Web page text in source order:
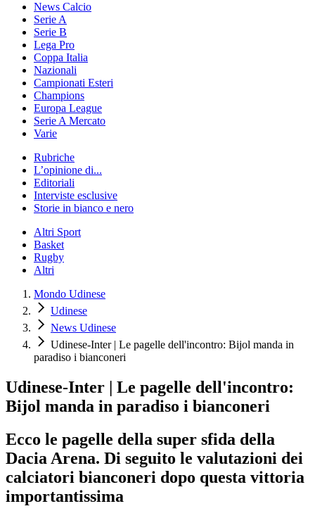
News Calcio
Serie A
Serie B
Lega Pro
Coppa Italia
Nazionali
Campionati Esteri
Champions
Europa League
Serie A Mercato
Varie
Rubriche
L’opinione di...
Editoriali
Interviste esclusive
Storie in bianco e nero
Altri Sport
Basket
Rugby
Altri
Mondo Udinese
Udinese
News Udinese
Udinese-Inter | Le pagelle dell'incontro: Bijol manda in
paradiso i bianconeri
Udinese-Inter | Le pagelle dell'incontro:
Bijol manda in paradiso i bianconeri
Ecco le pagelle della super sfida della
Dacia Arena. Di seguito le valutazioni dei
calciatori bianconeri dopo questa vittoria
importantissima